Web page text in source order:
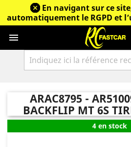
En navigant sur ce
automatiquement le RGPD et

ARAC8795 -
BACKFLIP MT 6S
4 en stock